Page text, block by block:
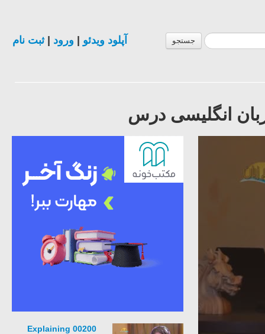
جستجو آپلود ویدئو ورود |ثبت نام
00200 Explaining